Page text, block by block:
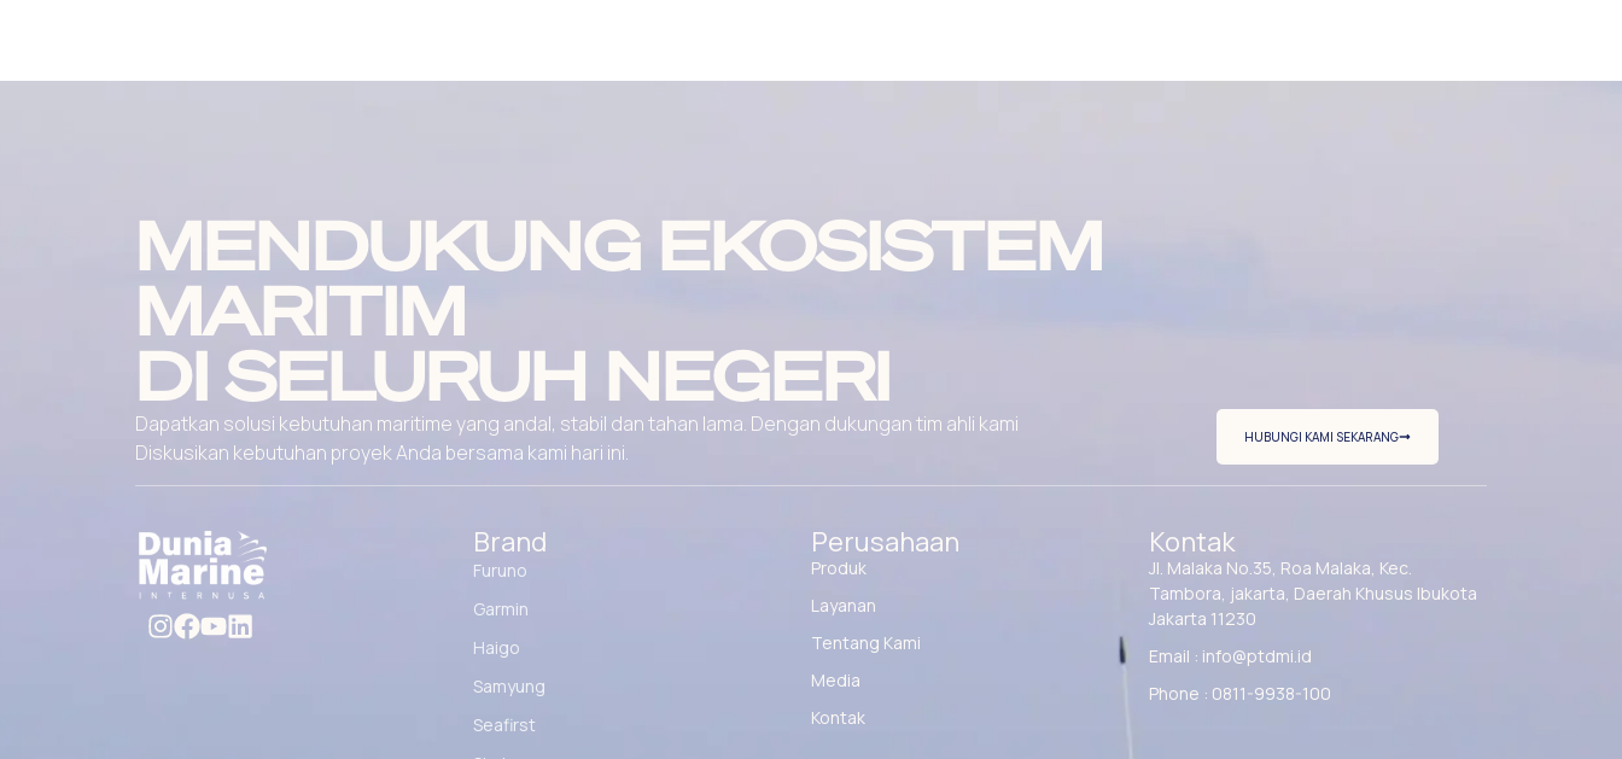
MENDUKUNG EKOSISTEM
MARITIM
DI SELURUH NEGERI
Dapatkan solusi kebutuhan maritime yang andal, stabil dan tahan lama. Dengan dukungan tim ahli kami
Diskusikan kebutuhan proyek Anda bersama kami hari ini.
HUBUNGI KAMI SEKARANG
Brand
Furuno
Garmin
Haigo
Samyung
Seafirst
Perusahaan
Produk
Layanan
Tentang Kami
Media
Kontak
Kontak
Jl. Malaka No.35, Roa Malaka, Kec.
Tambora, jakarta, Daerah Khusus Ibukota
Jakarta 11230
Email : info@ptdmi.id
Phone : 0811-9938-100